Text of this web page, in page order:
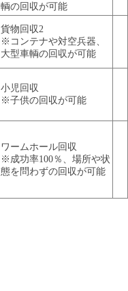
輌の回収が可能
貨物回収2
※コンテナや対空兵器、
大型車輌の回収が可能
小児回収
※子供の回収が可能
ワームホール回収
※成功率100％、場所や状
態を問わずの回収が可能